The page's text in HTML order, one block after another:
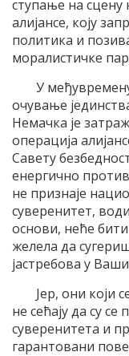
ступање на сцену
алијансе, коју
политика и
моралистичке
У
очување
Немачка је
операција
Савету
енергично
не признаје
суверенитет,
основи, неће
желела да
јастребова у
Јер, они који
не сећају да су
суверенитета и
гарантовани